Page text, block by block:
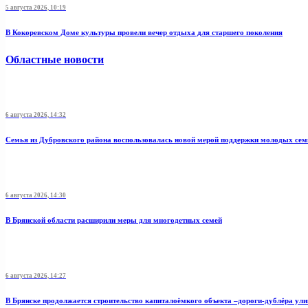
5 августа 2026, 10:19
В Кокоревском Доме культуры провели вечер отдыха для старшего поколения
Областные новости
6 августа 2026, 14:32
Семья из Дубровского района воспользовалась новой мерой поддержки молодых
6 августа 2026, 14:30
В Брянской области расширили меры для многодетных семей
6 августа 2026, 14:27
В Брянске продолжается строительство капиталоёмкого объекта –дороги-дублёра